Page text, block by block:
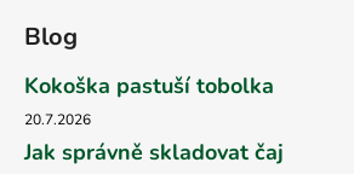
Blog
Kokoška pastuší tobolka
20.7.2026
Jak správně skladovat čaj